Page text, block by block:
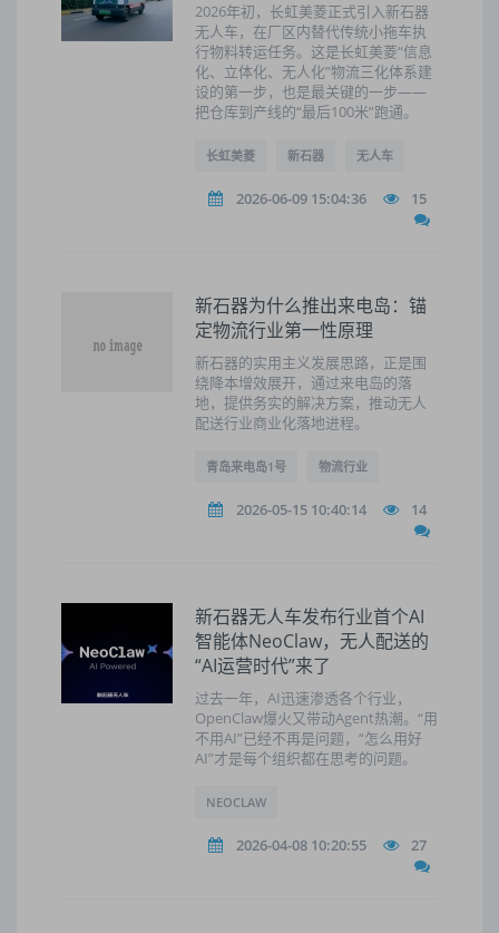
2026年初，长虹美菱正式引入新石器
无人车，在厂区内替代传统小拖车执
行物料转运任务。这是长虹美菱“信息
化、立体化、无人化”物流三化体系建
设的第一步，也是最关键的一步——
把仓库到产线的“最后100米”跑通。
长虹美菱 新石器 无人车
2026-06-09 15:04:36 15
新石器为什么推出来电岛：锚
定物流行业第一性原理
新石器的实用主义发展思路，正是围
绕降本增效展开，通过来电岛的落
地，提供务实的解决方案，推动无人
配送行业商业化落地进程。
青岛来电岛1号 物流行业
2026-05-15 10:40:14 14
新石器无人车发布行业首个AI
智能体NeoClaw，无人配送的
“AI运营时代”来了
过去一年，AI迅速渗透各个行业，
OpenClaw爆火又带动Agent热潮。“用
不用AI”已经不再是问题，“怎么用好
AI”才是每个组织都在思考的问题。
NEOCLAW
2026-04-08 10:20:55 27